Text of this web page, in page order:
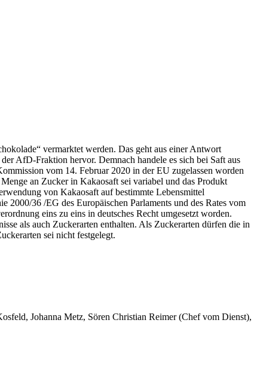
vermarktet werden. Das geht aus einer Antwort
der AfD-Fraktion hervor. Demnach handele es sich bei Saft aus
vom 14. Februar 2020 in der EU zugelassen worden
an Zucker in Kakaosaft sei variabel und das Produkt
von Kakaosaft auf bestimmte Lebensmittel
36 /EG des Europäischen Parlaments und des Rates vom
eins zu eins in deutsches Recht umgesetzt worden.
als auch Zuckerarten enthalten. Als Zuckerarten dürfen die in
sei nicht festgelegt.
Johanna Metz, Sören Christian Reimer (Chef vom Dienst),